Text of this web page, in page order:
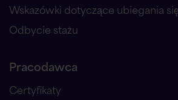
Wskazówki dotyczące ubiegania
Odbycie stażu
Pracodawca
Certyfikaty